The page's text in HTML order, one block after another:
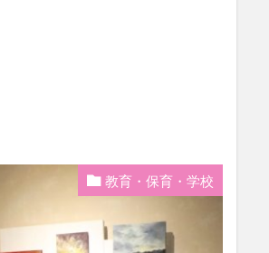
教育・保育・学校